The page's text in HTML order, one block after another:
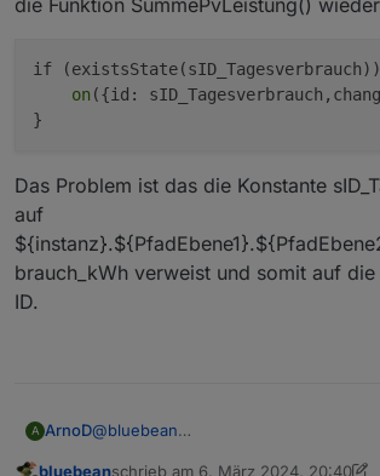
if
on ({id:
Das Problem ist das die Konstante
auf
brauch_kWh verweist und somit auf
ID.
A ArnoD@bluebean
bluebeanschrieb am 6. März 2024, 20:40